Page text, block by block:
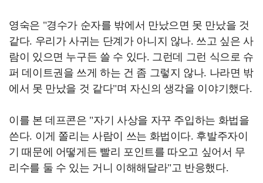
영숙은 "경수가 순자를 밖에서 만났으면 못 만났을 것
같다. 우리가 사귀는 단계가 아니지 않나. 쓰고 싶은 사
람이 있으면 누구든 쓸 수 있다. 그런데 그런 식으로 슈
퍼 데이트권을 쓰게 하는 건 좀 그렇지 않나. 나라면 밖
에서 못 만났을 것 같다"며 자신의 생각을 이야기했다.
이를 본 데프콘은 "자기 사상을 자꾸 주입하는 화법을
쓴다. 이게 쫄리는 사람이 쓰는 화법이다. 후발주자이
기 때문에 어떻게든 빨리 포인트를 따오고 싶어서 무
리수를 둘 수 있는 거니 이해해달라"고 반응했다.